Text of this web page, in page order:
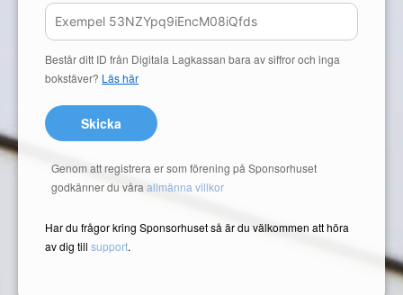
Består ditt ID från Digitala Lagkassan bara av siffror och inga
bokstäver? Läs här
Skicka
Genom att registrera er som förening på Sponsorhuset
godkänner du våra allmänna villkor
Har du frågor kring Sponsorhuset så är du välkommen att höra
av dig till support.